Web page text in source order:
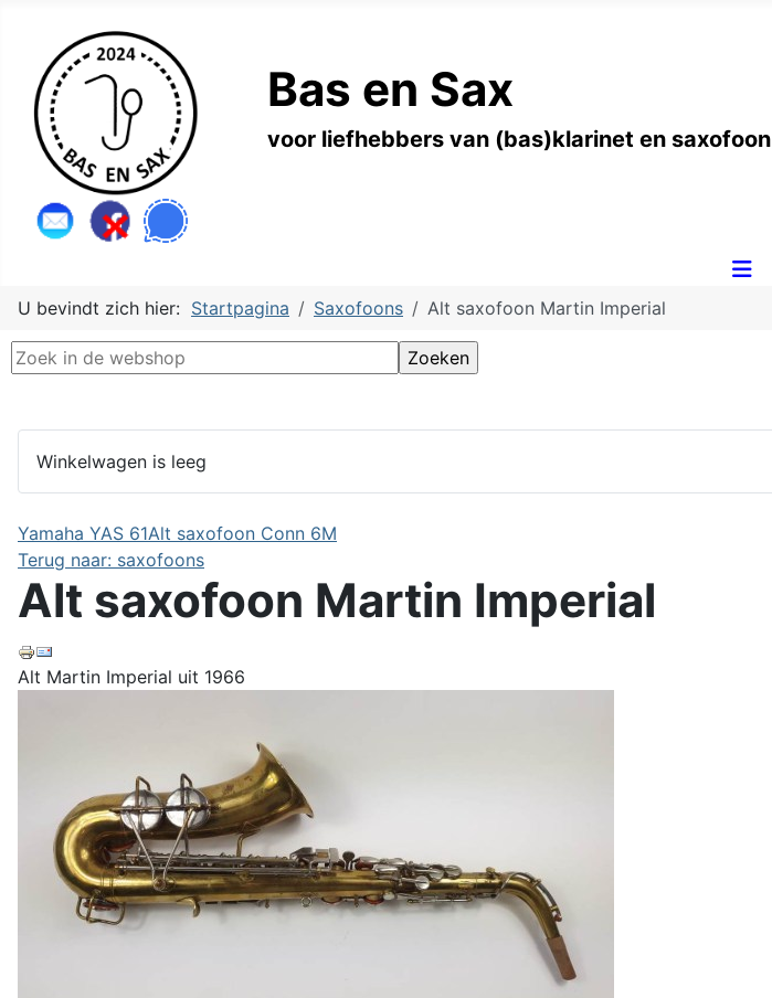
Bas en Sax
voor liefhebbers van (bas)klarinet en saxofoon
U bevindt zich hier: Startpagina Saxofoons Alt saxofoon Martin Imperial
Winkelwagen is leeg
Yamaha YAS 61Alt saxofoon Conn 6M
Terug naar: saxofoons
Alt saxofoon Martin Imperial
Alt Martin Imperial uit 1966